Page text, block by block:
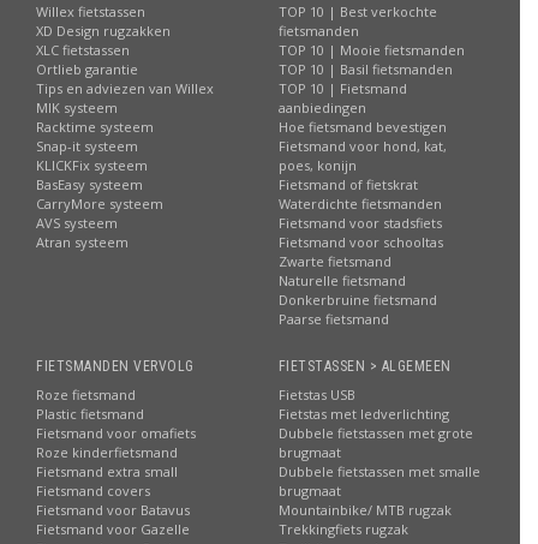
Willex fietstassen
XD Design rugzakken
XLC fietstassen
Ortlieb garantie
Tips en adviezen van Willex
MIK systeem
Racktime systeem
Snap-it systeem
KLICKFix systeem
BasEasy systeem
CarryMore systeem
AVS systeem
Atran systeem
TOP 10 | Best verkochte
fietsmanden
TOP 10 | Mooie fietsmanden
TOP 10 | Basil fietsmanden
TOP 10 | Fietsmand
aanbiedingen
Hoe fietsmand bevestigen
Fietsmand voor hond, kat,
poes, konijn
Fietsmand of fietskrat
Waterdichte fietsmanden
Fietsmand voor stadsfiets
Fietsmand voor schooltas
Zwarte fietsmand
Naturelle fietsmand
Donkerbruine fietsmand
Paarse fietsmand
FIETSMANDEN VERVOLG
Roze fietsmand
Plastic fietsmand
Fietsmand voor omafiets
Roze kinderfietsmand
Fietsmand extra small
Fietsmand covers
Fietsmand voor Batavus
Fietsmand voor Gazelle
FIETSTASSEN > ALGEMEEN
Fietstas USB
Fietstas met ledverlichting
Dubbele fietstassen met grote
brugmaat
Dubbele fietstassen met smalle
brugmaat
Mountainbike/ MTB rugzak
Trekkingfiets rugzak